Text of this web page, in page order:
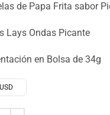
de Papa Frita sabor
Lays Ondas Picante
en Bolsa de 34g